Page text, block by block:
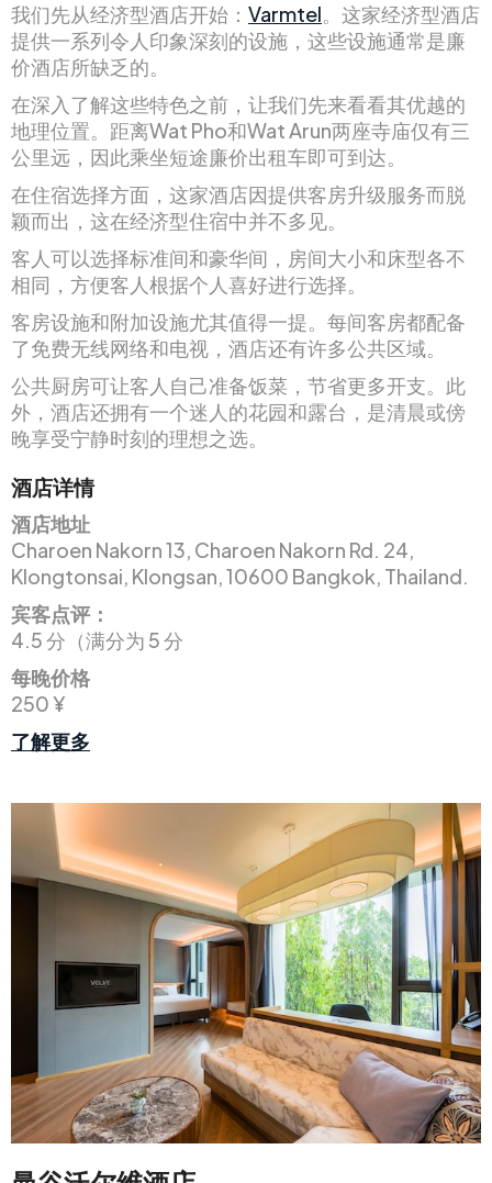
我们先从经济型酒店开始： Varmtel。这家经济型酒店
提供一系列令人印象深刻的设施，这些设施通常是廉
价酒店所缺乏的。
在深入了解这些特色之前，让我们先来看看其优越的
地理位置。距离Wat Pho和Wat Arun两座寺庙仅有三
公里远，因此乘坐短途廉价出租车即可到达。
在住宿选择方面，这家酒店因提供客房升级服务而脱
颖而出，这在经济型住宿中并不多见。
客人可以选择标准间和豪华间，房间大小和床型各不
相同，方便客人根据个人喜好进行选择。
客房设施和附加设施尤其值得一提。每间客房都配备
了免费无线网络和电视，酒店还有许多公共区域。
公共厨房可让客人自己准备饭菜，节省更多开支。此
外，酒店还拥有一个迷人的花园和露台，是清晨或傍
晚享受宁静时刻的理想之选。
酒店详情
酒店地址
Charoen Nakorn 13, Charoen Nakorn Rd. 24,
Klongtonsai, Klongsan, 10600 Bangkok, Thailand.
宾客点评：
4.5 分（满分为 5 分
每晚价格
250 ¥
了解更多